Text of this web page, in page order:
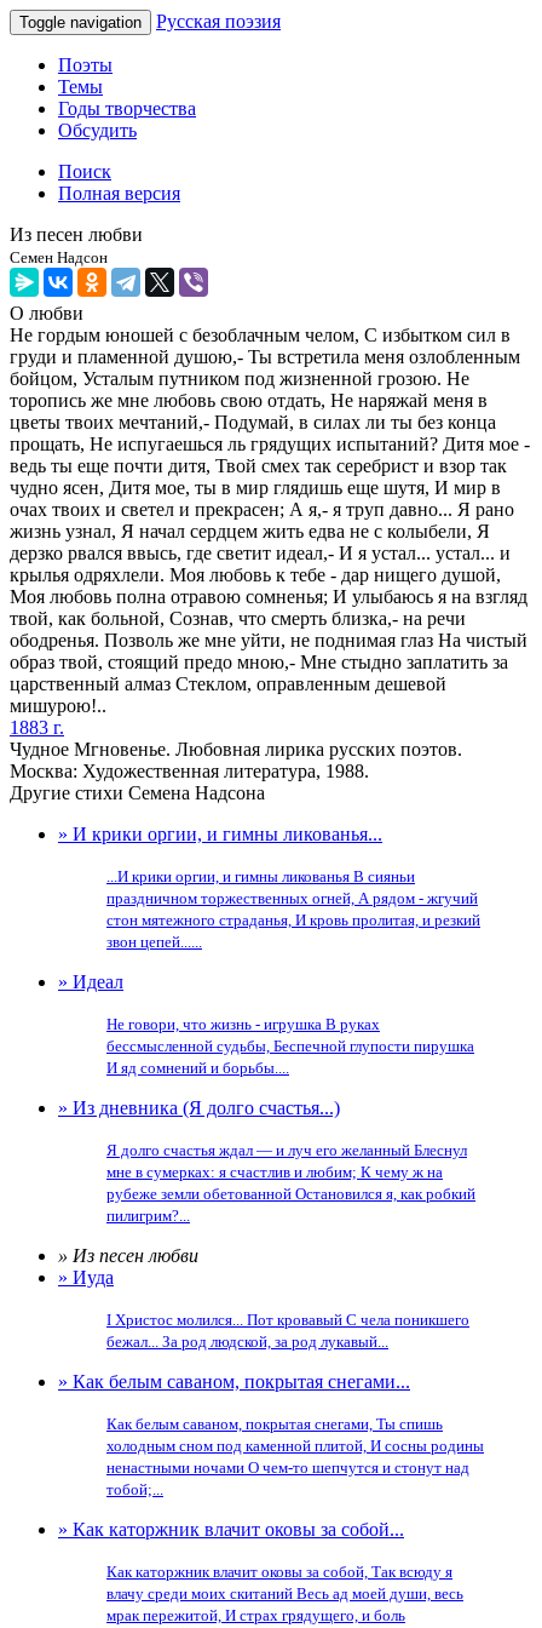
Toggle navigation Русская поэзия
Поэты
Темы
Годы творчества
Обсудить
Поиск
Полная версия
Из песен любви
Семен Надсон
О любви
Не гордым юношей с безоблачным челом, С избытком сил в
груди и пламенной душою,- Ты встретила меня озлобленным
бойцом, Усталым путником под жизненной грозою. Не
торопись же мне любовь свою отдать, Не наряжай меня в
цветы твоих мечтаний,- Подумай, в силах ли ты без конца
прощать, Не испугаешься ль грядущих испытаний? Дитя мое -
ведь ты еще почти дитя, Твой смех так серебрист и взор так
чудно ясен, Дитя мое, ты в мир глядишь еще шутя, И мир в
очах твоих и светел и прекрасен; А я,- я труп давно... Я рано
жизнь узнал, Я начал сердцем жить едва не с колыбели, Я
дерзко рвался ввысь, где светит идеал,- И я устал... устал... и
крылья одряхлели. Моя любовь к тебе - дар нищего душой,
Моя любовь полна отравою сомненья; И улыбаюсь я на взгляд
твой, как больной, Сознав, что смерть близка,- на речи
ободренья. Позволь же мне уйти, не поднимая глаз На чистый
образ твой, стоящий предо мною,- Мне стыдно заплатить за
царственный алмаз Стеклом, оправленным дешевой
мишурою!..
1883 г.
Чудное Мгновенье. Любовная лирика русских поэтов.
Москва: Художественная литература, 1988.
Другие стихи Семена Надсона
» И крики оргии, и гимны ликованья...
...И крики оргии, и гимны ликованья В сияньи
праздничном торжественных огней, А рядом - жгучий
стон мятежного страданья, И кровь пролитая, и резкий
звон цепей......
» Идеал
Не говори, что жизнь - игрушка В руках
бессмысленной судьбы, Беспечной глупости пирушка
И яд сомнений и борьбы....
» Из дневника (Я долго счастья...)
Я долго счастья ждал — и луч его желанный Блеснул
мне в сумерках: я счастлив и любим; К чему ж на
рубеже земли обетованной Остановился я, как робкий
пилигрим?...
» Из песен любви
» Иуда
I Христос молился... Пот кровавый С чела поникшего
бежал... За род людской, за род лукавый...
» Как белым саваном, покрытая снегами...
Как белым саваном, покрытая снегами, Ты спишь
холодным сном под каменной плитой, И сосны родины
ненастными ночами О чем-то шепчутся и стонут над
тобой;...
» Как каторжник влачит оковы за собой...
Как каторжник влачит оковы за собой, Так всюду я
влачу среди моих скитаний Весь ад моей души, весь
мрак пережитой, И страх грядущего, и боль